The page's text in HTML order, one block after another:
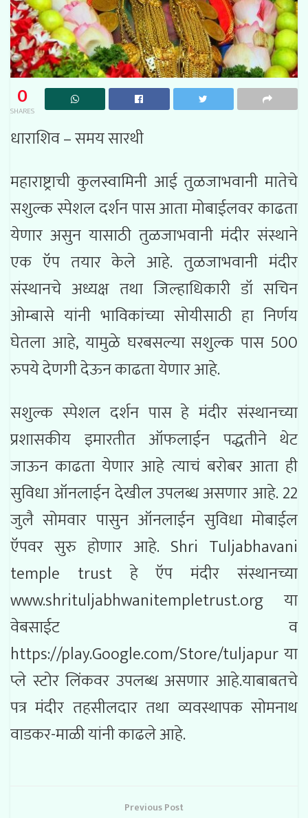
0
SHARES
धाराशिव – समय सारथी
महाराष्ट्राची कुलस्वामिनी आई तुळजाभवानी मातेचे
सशुल्क स्पेशल दर्शन पास आता मोबाईलवर काढता
येणार असुन यासाठी तुळजाभवानी मंदीर संस्थाने
एक ऍप तयार केले आहे. तुळजाभवानी मंदीर
संस्थानचे अध्यक्ष तथा जिल्हाधिकारी डॉ सचिन
ओम्बासे यांनी भाविकांच्या सोयीसाठी हा निर्णय
घेतला आहे, यामुळे घरबसल्या सशुल्क पास 500
रुपये देणगी देऊन काढता येणार आहे.
सशुल्क स्पेशल दर्शन पास हे मंदीर संस्थानच्या
प्रशासकीय इमारतीत ऑफलाईन पद्धतीने थेट
जाऊन काढता येणार आहे त्याचं बरोबर आता ही
सुविधा ऑनलाईन देखील उपलब्ध असणार आहे. 22
जुलै सोमवार पासुन ऑनलाईन सुविधा मोबाईल
ऍपवर सुरु होणार आहे. Shri Tuljabhavani
temple trust हे ऍप मंदीर संस्थानच्या
www.shrituljabhwanitempletrust.org या
वेबसाईट व
https://play.Google.com/Store/tuljapur या
प्ले स्टोर लिंकवर उपलब्ध असणार आहे.याबाबतचे
पत्र मंदीर तहसीलदार तथा व्यवस्थापक सोमनाथ
वाडकर-माळी यांनी काढले आहे.
Previous Post